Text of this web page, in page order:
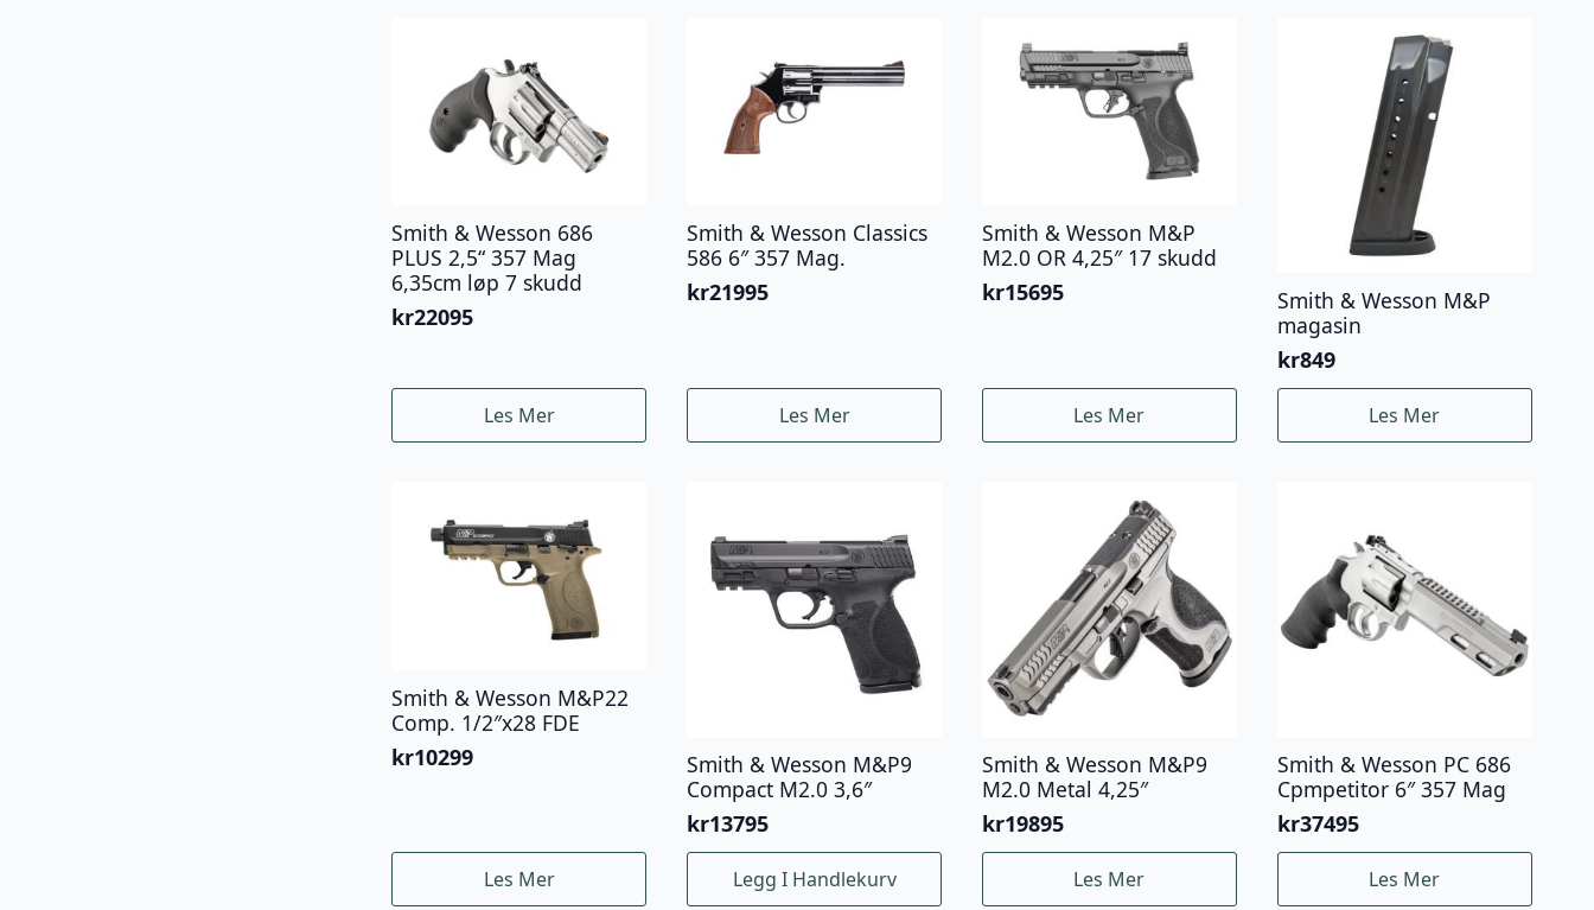
Smith & Wesson 686
PLUS 2,5“ 357 Mag
6,35cm løp 7 skudd
kr22095
Les Mer
Smith & Wesson Classics
586 6″ 357 Mag.
kr21995
Les Mer
Smith & Wesson M&P
M2.0 OR 4,25″ 17 skudd
kr15695
Les Mer
Smith & Wesson M&P
magasin
kr849
Les Mer
Smith & Wesson M&P22
Comp. 1/2″x28 FDE
kr10299
Les Mer
Smith & Wesson M&P9
Compact M2.0 3,6″
kr13795
Legg I Handlekurv
Smith & Wesson M&P9
M2.0 Metal 4,25″
kr19895
Les Mer
Smith & Wesson PC 686
Cpmpetitor 6″ 357 Mag
kr37495
Les Mer